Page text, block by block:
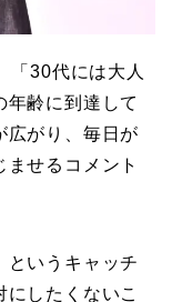
「30代には大人
年齢に到達して
広がり、毎日が
せるコメント
というキャッチ
したくないこ